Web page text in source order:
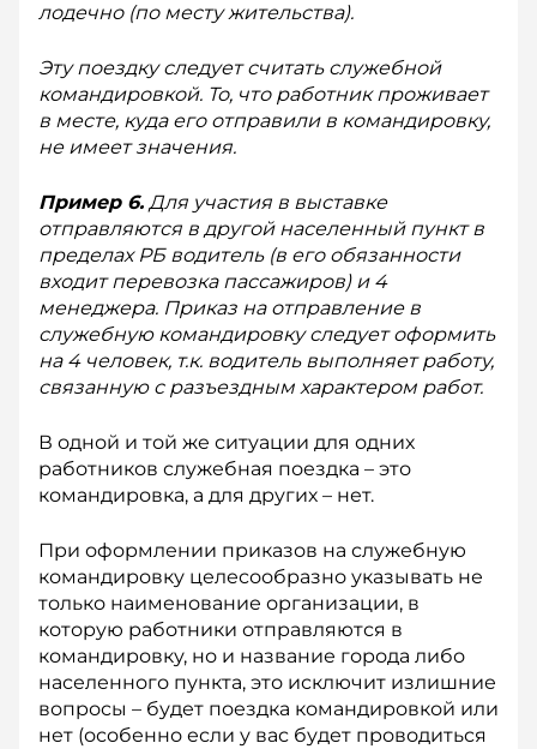
лодечно (по месту жительства).
Эту поездку следует считать служебной
командировкой. То, что работник проживает
в месте, куда его отправили в командировку,
не имеет значения.
Пример 6. Для участия в выставке
отправляются в другой населенный пункт в
пределах РБ водитель (в его обязанности
входит перевозка пассажиров) и 4
менеджера. Приказ на отправление в
служебную командировку следует оформить
на 4 человек, т.к. водитель выполняет работу,
связанную с разъездным характером работ.
В одной и той же ситуации для одних
работников служебная поездка – это
командировка, а для других – нет.
При оформлении приказов на служебную
командировку целесообразно указывать не
только наименование организации, в
которую работники отправляются в
командировку, но и название города либо
населенного пункта, это исключит излишние
вопросы – будет поездка командировкой или
нет (особенно если у вас будет проводиться